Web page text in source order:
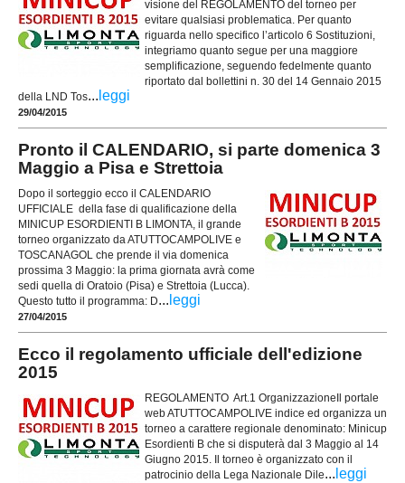
visione del REGOLAMENTO del torneo per
evitare qualsiasi problematica. Per quanto
riguarda nello specifico l’articolo 6 Sostituzioni,
integriamo quanto segue per una maggiore
semplificazione, seguendo fedelmente quanto
riportato dal bollettini n. 30 del 14 Gennaio 2015
della LND Tos... leggi
29/04/2015
Pronto il CALENDARIO, si parte domenica 3
Maggio a Pisa e Strettoia
Dopo il sorteggio ecco il CALENDARIO
UFFICIALE della fase di qualificazione della
MINICUP ESORDIENTI B LIMONTA, il grande
torneo organizzato da ATUTTOCAMPOLIVE e
TOSCANAGOL che prende il via domenica
prossima 3 Maggio: la prima giornata avrà come
sedi quella di Oratoio (Pisa) e Strettoia (Lucca).
Questo tutto il programma: D... leggi
27/04/2015
Ecco il regolamento ufficiale dell'edizione
2015
REGOLAMENTO Art.1 OrganizzazioneIl portale
web ATUTTOCAMPOLIVE indice ed organizza un
torneo a carattere regionale denominato: Minicup
Esordienti B che si disputerà dal 3 Maggio al 14
Giugno 2015. Il torneo è organizzato con il
patrocinio della Lega Nazionale Dile... leggi